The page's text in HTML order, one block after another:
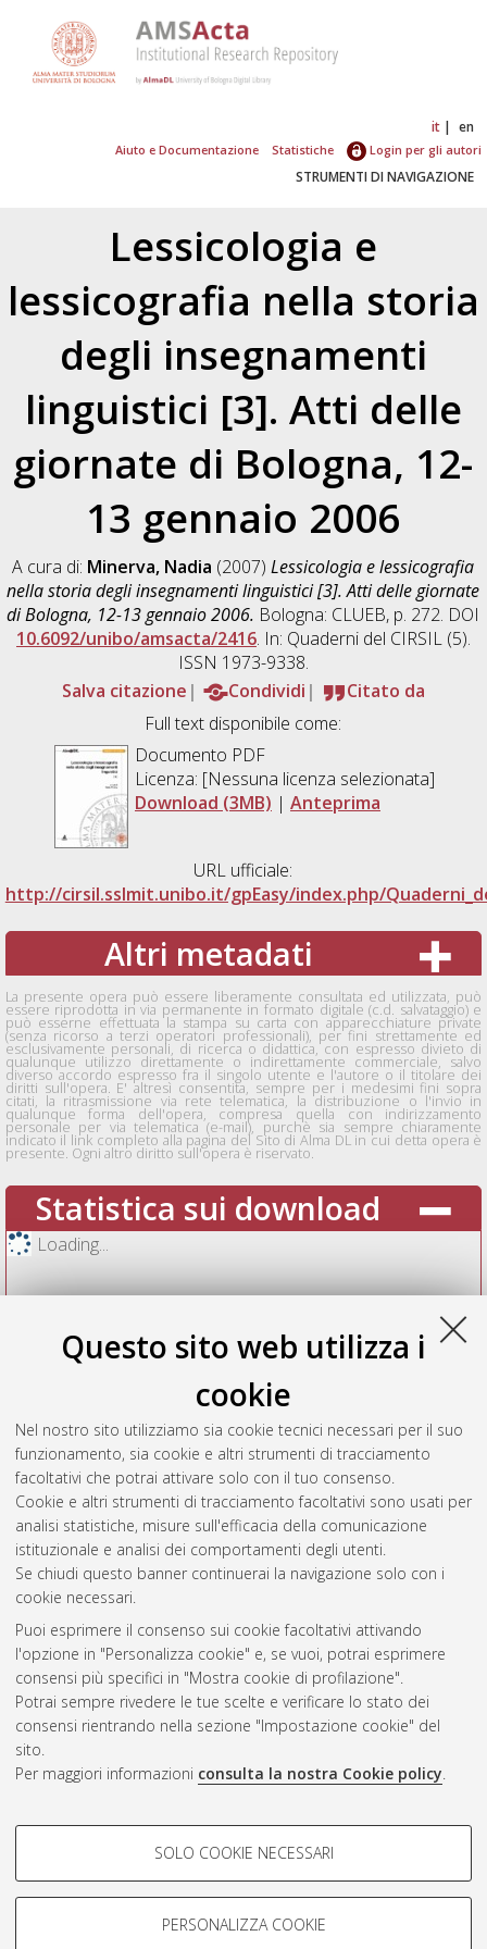
Questo sito web utilizza i
cookie
Nel nostro sito utilizziamo sia cookie tecnici necessari per il suo
funzionamento, sia cookie e altri strumenti di tracciamento
facoltativi che potrai attivare solo con il tuo consenso.
Cookie e altri strumenti di tracciamento facoltativi sono usati per
analisi statistiche, misure sull'efficacia della comunicazione
istituzionale e analisi dei comportamenti degli utenti.
Se chiudi questo banner continuerai la navigazione solo con i
cookie necessari.
Puoi esprimere il consenso sui cookie facoltativi attivando
l'opzione in "Personalizza cookie" e, se vuoi, potrai esprimere
consensi più specifici in "Mostra cookie di profilazione".
Potrai sempre rivedere le tue scelte e verificare lo stato dei
consensi rientrando nella sezione "Impostazione cookie" del
sito.
Per maggiori informazioni consulta la nostra Cookie policy.
COOKIE DI PROFILAZIONE -
Si tratta di cookie utilizzati per analizzare le caratteristiche della
navigazione degli utenti, creare profili in base al loro comportamento
SOLO COOKIE NECESSARI
PERSONALIZZA COOKIE
it en
Aiuto e Documentazione Statistiche Login per gli autori
STRUMENTI DI NAVIGAZIONE
Lessicologia e
lessicografia nella storia
degli insegnamenti
linguistici [3]. Atti delle
giornate di Bologna, 12-
13 gennaio 2006
A cura di: Minerva, Nadia (2007)Lessicologia e lessicografia
nella storia degli insegnamenti linguistici [3]. Atti delle giornate
di Bologna, 12-13 gennaio 2006. Bologna: CLUEB, p. 272. DOI
10.6092/unibo/amsacta/2416. In: Quaderni del CIRSIL (5).
ISSN 1973-9338.
Salva citazione
Condividi
Citato da
Full text disponibile come:
Documento PDF
Licenza: [Nessuna licenza selezionata]
Download (3MB) | Anteprima
URL ufficiale:
http://cirsil.sslmit.unibo.it/gpEasy/index.php/
Altri metadati
La presente opera può essere liberamente consultata ed utilizzata, può
essere riprodotta in via permanente in formato digitale (c.d. salvataggio) e
può esserne effettuata la stampa su carta con apparecchiature private
(senza ricorso a terzi operatori professionali), per fini strettamente ed
esclusivamente personali, di ricerca o didattica, con espresso divieto di
qualunque utilizzo direttamente o indirettamente commerciale, salvo
diverso accordo espresso fra il singolo utente e l'autore o il titolare dei
diritti sull'opera. E' altresì consentita, sempre per i medesimi fini sopra
citati, la ritrasmissione via rete telematica, la distribuzione o l'invio in
qualunque forma dell'opera, compresa quella con indirizzamento
personale per via telematica (e-mail), purchè sia sempre chiaramente
indicato il link completo alla pagina del Sito di Alma DL in cui detta opera è
presente. Ogni altro diritto sull'opera è riservato.
Statistica sui download
Loading...
Vedi altre statistiche
Gestione del documento:
Atom
Rss
2.0
AMS Acta
ISSN: 2038-7954
re3data.org -
doi.org/10.17616/R3P19R
Servizio implementato e
Impostazioni Cookie
repository